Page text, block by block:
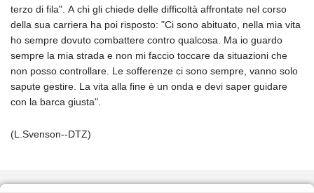
terzo di fila". A chi gli chiede delle difficoltà affrontate nel corso
della sua carriera ha poi risposto: "Ci sono abituato, nella mia vita
ho sempre dovuto combattere contro qualcosa. Ma io guardo
sempre la mia strada e non mi faccio toccare da situazioni che
non posso controllare. Le sofferenze ci sono sempre, vanno solo
sapute gestire. La vita alla fine è un onda e devi saper guidare
con la barca giusta".
(L.Svenson--DTZ)